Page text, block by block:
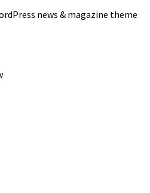
news & magazine theme